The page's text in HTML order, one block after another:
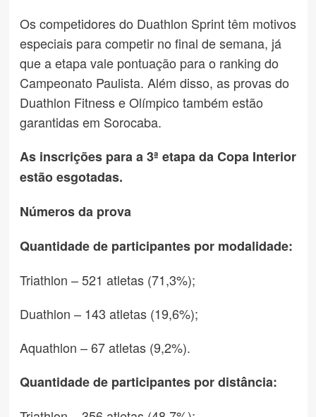
Os competidores do Duathlon Sprint têm motivos
especiais para competir no final de semana, já
que a etapa vale pontuação para o ranking do
Campeonato Paulista. Além disso, as provas do
Duathlon Fitness e Olímpico também estão
garantidas em Sorocaba.
As inscrições para a 3ª etapa da Copa Interior
estão esgotadas.
Números da prova
Quantidade de participantes por modalidade:
Triathlon – 521 atletas (71,3%);
Duathlon – 143 atletas (19,6%);
Aquathlon – 67 atletas (9,2%).
Quantidade de participantes por distância: